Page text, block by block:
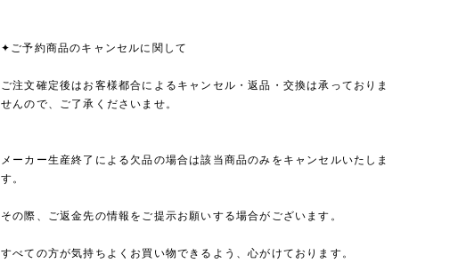
✦ご予約商品のキャンセルに関して
ご注文確定後はお客様都合によるキャンセル・返品・交換は承っておりま
せんので、ご了承くださいませ。
メーカー生産終了による欠品の場合は該当商品のみをキャンセルいたしま
す。
その際、ご返金先の情報をご提示お願いする場合がございます。
すべての方が気持ちよくお買い物できるよう、心がけております。